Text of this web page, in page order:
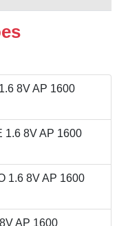
8V AP 1600
1.6 8V AP 1600
1.6 8V AP 1600
AP 1600